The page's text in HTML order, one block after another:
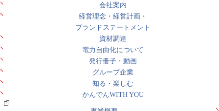
会社案内
経営理念・経営計画・
ブランドステートメント
資材調達
電力自由化について
発行冊子・動画
グループ企業
知る・楽しむ
かんでんWITH YOU